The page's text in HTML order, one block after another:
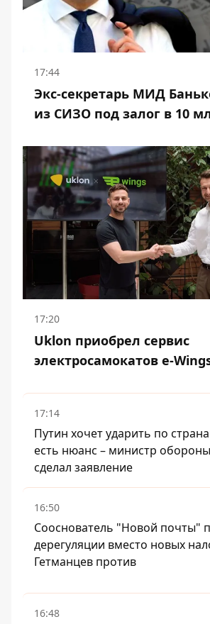
17:44
Экс-секретарь МИД
из СИЗО под залог в 10
17:20
Uklon приобрел сервис
электросамокатов e-
17:14
Путин хочет ударить по
есть нюанс – министр
сделал заявление
16:50
Сооснователь "Новой почты"
дерегуляции вместо новых
Гетманцев против
16:48